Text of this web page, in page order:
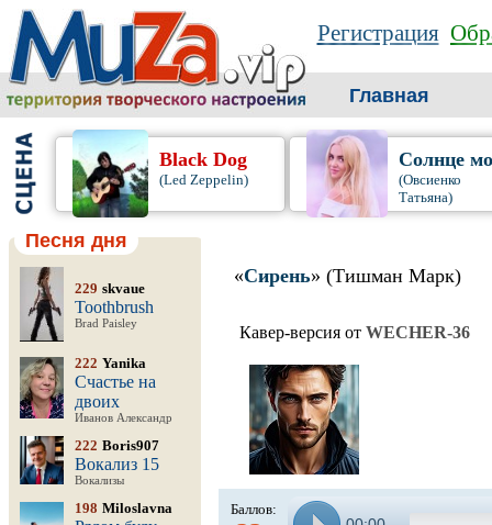
Регистрация
Главная
Black Dog
(Led Zeppelin)
Солнце
(Овсиенко
Татьяна)
Песня дня
229 skvaue
Toothbrush
Brad Paisley
222 Yanika
Счастье на
двоих
Иванов Александр
222 Boris907
Вокализ 15
Вокализы
198 Miloslavna
«Сирень» (Тишман Марк)
Кавер-версия от WECHER-36
Баллов: